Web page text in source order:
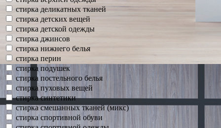
стирка деликатных тканей
стирка детских вещей
стирка детской одежды
стирка джинсов
стирка нижнего белья
стирка перин
стирка подушек
стирка постельного белья
стирка пуховых вещей
стирка синтетики
стирка смешанных тканей (микс)
стирка спортивной обуви